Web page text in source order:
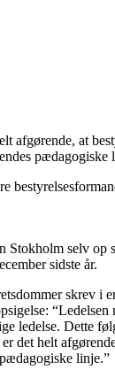
afgørende, at
pædagogiske
Stokholm selv op
sidste år.
skrev i
“Ledelsen
ledelse. Dette
det helt
linje.”